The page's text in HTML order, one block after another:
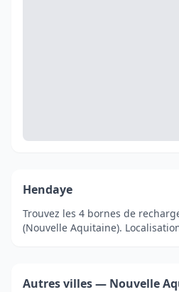
Hendaye
Trouvez les 4 bornes de
(Nouvelle Aquitaine).
Autres villes — Nouvelle